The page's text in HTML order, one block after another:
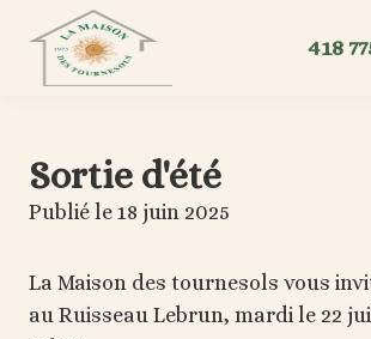
418
Sortie d'été
Publié le 18 juin 2025
La Maison des tournesols vous
au Ruisseau Lebrun, mardi le 22